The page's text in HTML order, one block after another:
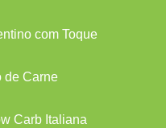
com Toque
de Carne
Carb Italiana